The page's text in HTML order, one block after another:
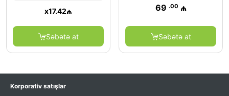
x17.42₼
Səbətə at
69 .00 ₼
Səbətə at
Korporativ satışlar